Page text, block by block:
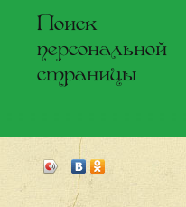
Поиск
персональной
страницы